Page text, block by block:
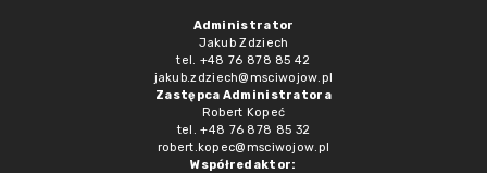
Administrator
Jakub Zdziech
tel. +48 76 878 85 42
jakub.zdziech@msciwojow.pl
Zastępca Administratora
Robert Kopeć
tel. +48 76 878 85 32
robert.kopec@msciwojow.pl
Współredaktor: